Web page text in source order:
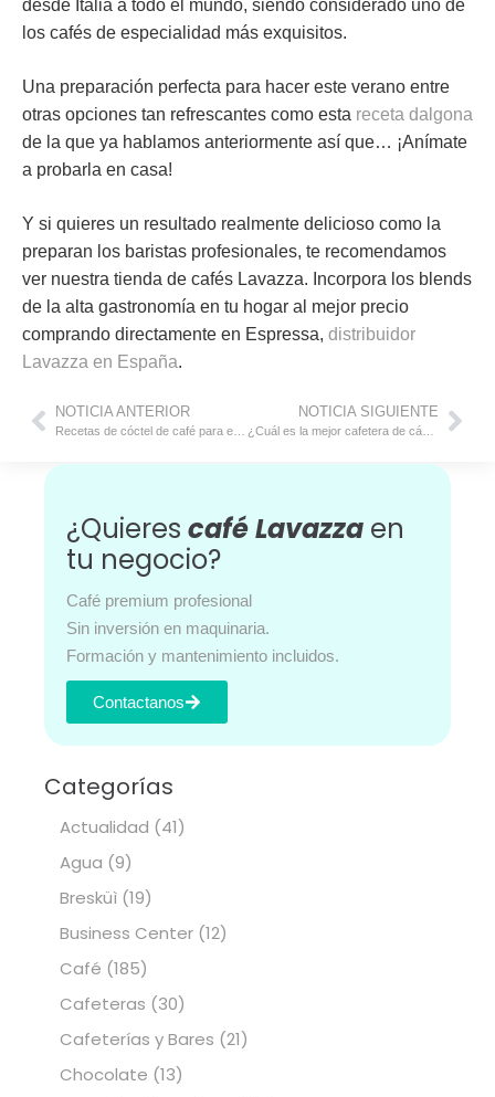
desde Italia a todo el mundo, siendo considerado uno de
los cafés de especialidad más exquisitos.
Una preparación perfecta para hacer este verano entre
otras opciones tan refrescantes como esta receta dalgona
de la que ya hablamos anteriormente así que… ¡Anímate
a probarla en casa!
Y si quieres un resultado realmente delicioso como la
preparan los baristas profesionales, te recomendamos
ver nuestra tienda de cafés Lavazza. Incorpora los blends
de la alta gastronomía en tu hogar al mejor precio
comprando directamente en Espressa, distribuidor
Lavazza en España.
NOTICIA ANTERIOR NOTICIA SIGUIENTE
¿Cuál es la mejor cafetera de cápsulas?
¿Quieres café Lavazza en
tu negocio?
Café premium profesional
Sin inversión en maquinaria.
Formación y mantenimiento incluidos.
Contactanos
Categorías
Actualidad (41)
Agua (9)
Bresküì (19)
Business Center (12)
Café (185)
Cafeteras (30)
Cafeterías y Bares (21)
Chocolate (13)